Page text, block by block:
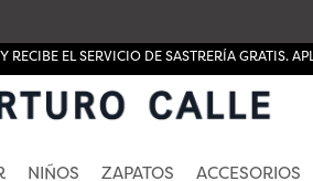
RECIBE EL SERVICIO DE SASTRERÍA GRATIS.
NIÑOS ZAPATOS ACCESORIOS